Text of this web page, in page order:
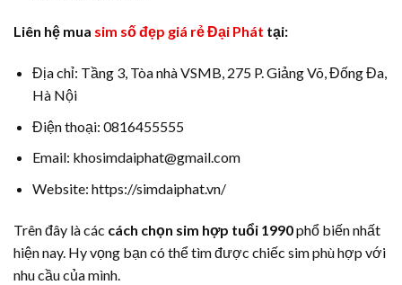
Liên hệ mua sim số đẹp giá rẻ Đại Phát tại:
Địa chỉ: Tầng 3, Tòa nhà VSMB, 275 P. Giảng Võ, Đống Đa,
Hà Nội
Điện thoại: 0816455555
Email: khosimdaiphat@gmail.com
Website: https://simdaiphat.vn/
Trên đây là các cách chọn sim hợp tuổi 1990phổ biến nhất
hiện nay. Hy vọng bạn có thể tìm được chiếc sim phù hợp với
nhu cầu của mình.